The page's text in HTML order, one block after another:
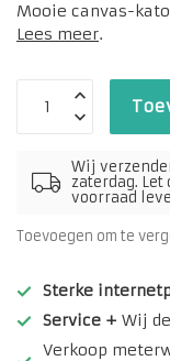
Mooie canvas-
Lees meer.
Wij
zaterdag.
voorraad
Toevoegen om te
Sterke
Service + Wij
Verkoop